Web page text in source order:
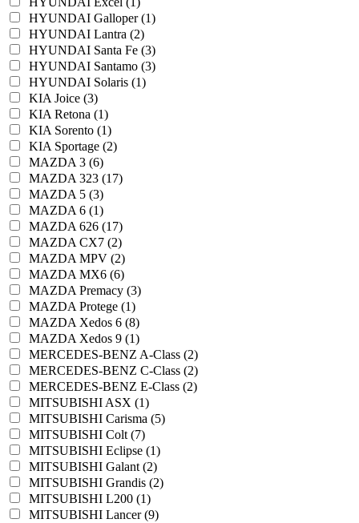
HYUNDAI Galloper (1)
HYUNDAI Lantra (2)
HYUNDAI Santa Fe (3)
HYUNDAI Santamo (3)
HYUNDAI Solaris (1)
KIA Joice (3)
KIA Retona (1)
KIA Sorento (1)
KIA Sportage (2)
MAZDA 3 (6)
MAZDA 323 (17)
MAZDA 5 (3)
MAZDA 6 (1)
MAZDA 626 (17)
MAZDA CX7 (2)
MAZDA MPV (2)
MAZDA MX6 (6)
MAZDA Premacy (3)
MAZDA Protege (1)
MAZDA Xedos 6 (8)
MAZDA Xedos 9 (1)
MERCEDES-BENZ A-Class (2)
MERCEDES-BENZ C-Class (2)
MERCEDES-BENZ E-Class (2)
MITSUBISHI ASX (1)
MITSUBISHI Carisma (5)
MITSUBISHI Colt (7)
MITSUBISHI Eclipse (1)
MITSUBISHI Galant (2)
MITSUBISHI Grandis (2)
MITSUBISHI L200 (1)
MITSUBISHI Lancer (9)